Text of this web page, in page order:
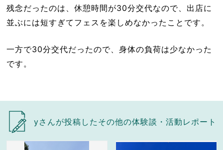
残念だったのは、休憩時間が30分交代なので、出店に
並ぶには短すぎてフェスを楽しめなかったことです。
一方で30分交代だったので、身体の負荷は少なかった
です。
yさんが投稿したその他の体験談・活動レポート